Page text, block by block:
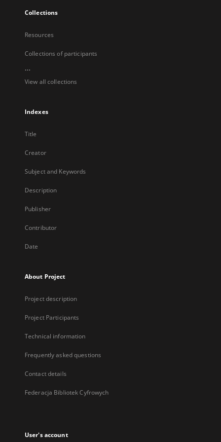
Collections
Resources
Collections of participants
...
View all collections
Indexes
Title
Creator
Subject and Keywords
Description
Publisher
Contributor
Date
About Project
Project description
Project Participants
Technical information
Frequently asked questions
Contact details
Federacja Bibliotek Cyfrowych
User's account